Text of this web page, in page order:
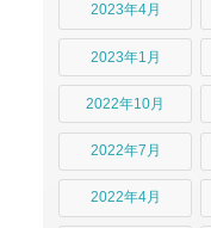
2023年4月
2023年1月
2022年10月
2022年7月
2022年4月